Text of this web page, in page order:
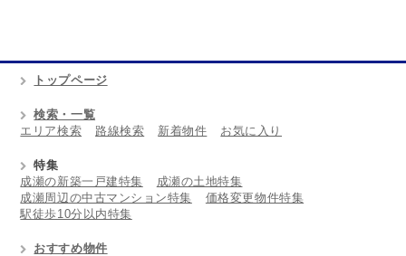
トップページ
検索・一覧
エリア検索
路線検索 新着物件 お気に入り
特集
成瀬の新築一戸建特集
成瀬の土地特集
成瀬周辺の中古マンション特集
価格変更物件特集
駅徒歩10分以内特集
おすすめ物件